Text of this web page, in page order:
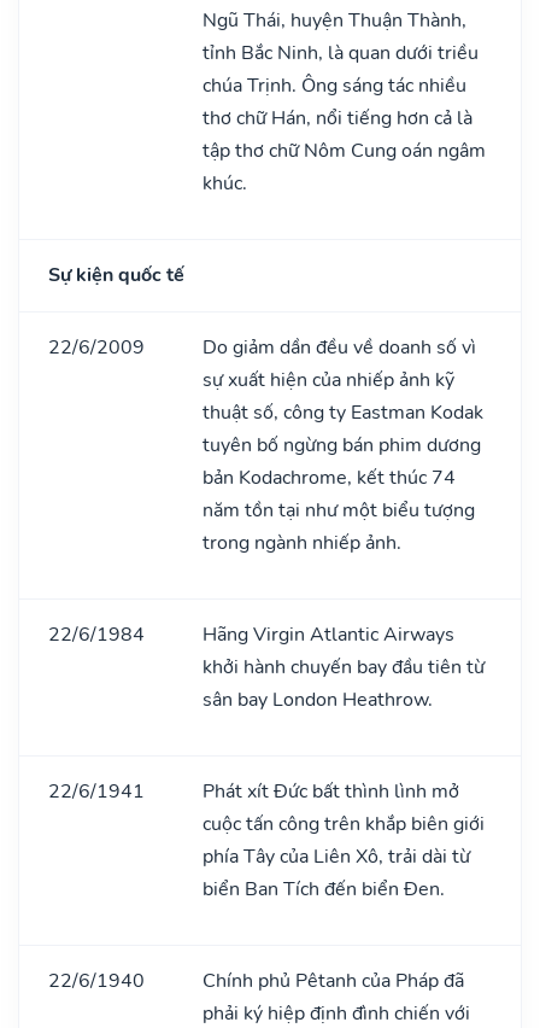
Ngũ Thái, huyện Thuận Thành,
tỉnh Bắc Ninh, là quan dưới triều
chúa Trịnh. Ông sáng tác nhiều
thơ chữ Hán, nổi tiếng hơn cả là
tập thơ chữ Nôm Cung oán ngâm
khúc.
Sự kiện quốc tế
22/6/2009
Do giảm dần đều về doanh số vì
sự xuất hiện của nhiếp ảnh kỹ
thuật số, công ty Eastman Kodak
tuyên bố ngừng bán phim dương
bản Kodachrome, kết thúc 74
năm tồn tại như một biểu tượng
trong ngành nhiếp ảnh.
22/6/1984
Hãng Virgin Atlantic Airways
khởi hành chuyến bay đầu tiên từ
sân bay London Heathrow.
22/6/1941
Phát xít Đức bất thình lình mở
cuộc tấn công trên khắp biên giới
phía Tây của Liên Xô, trải dài từ
biển Ban Tích đến biển Đen.
22/6/1940
Chính phủ Pêtanh của Pháp đã
phải ký hiệp định đình chiến với